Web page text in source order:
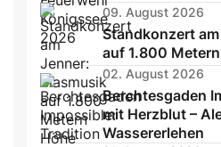
09. August 2026
Standkonzert
auf 1.800
02. August 2026
Berchtesgaden
mit Herzblut –
Wassererlehen